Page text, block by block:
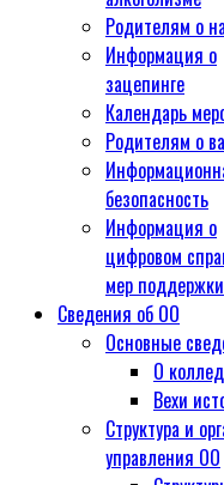
Родителям о
Информация о
зацепинге
Календарь
Родителям о
безопасность
Информация о
цифровом
мер поддержки
Сведения об ОО
Основные
О
Вехи
Структура и
управления ОО